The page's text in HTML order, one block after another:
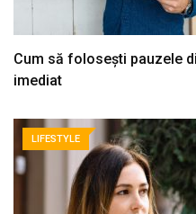
Cum să folosești pauzele
imediat
LIFESTYLE